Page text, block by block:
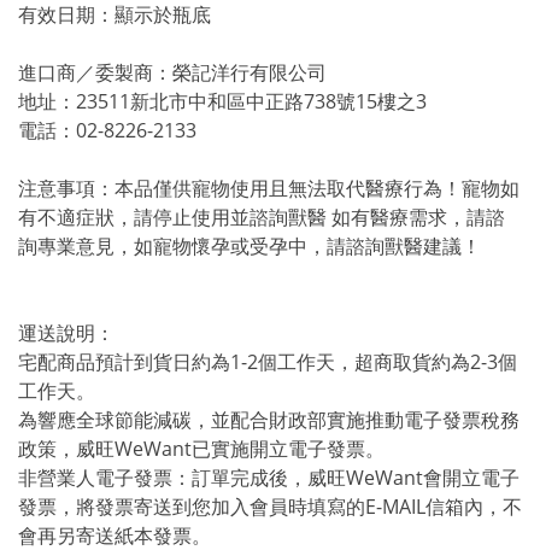
有效日期：顯示於瓶底
進口商／委製商：榮記洋行有限公司
地址：23511新北市中和區中正路738號15樓之3
電話：02-8226-2133
注意事項：本品僅供寵物使用且無法取代醫療行為！寵物如
有不適症狀，請停止使用並諮詢獸醫 如有醫療需求，請諮
詢專業意見，如寵物懷孕或受孕中，請諮詢獸醫建議！
運送說明：
宅配商品預計到貨日約為1-2個工作天，超商取貨約為2-3個
工作天。
為響應全球節能減碳，並配合財政部實施推動電子發票稅務
政策，威旺WeWant已實施開立電子發票。
非營業人電子發票：訂單完成後，威旺WeWant會開立電子
發票，將發票寄送到您加入會員時填寫的E-MAIL信箱內，不
會再另寄送紙本發票。